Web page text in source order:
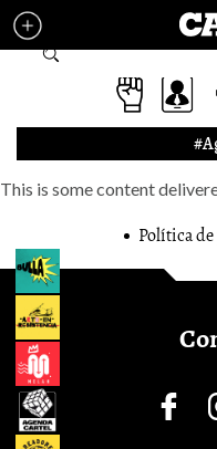
Pasar al contenido principal
Formulario de
This is some content
Política